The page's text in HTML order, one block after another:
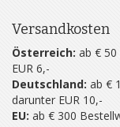
Versandkosten
Österreich: ab €
EUR 6,-
Deutschland: ab €
darunter EUR 10,-
EU: ab € 300